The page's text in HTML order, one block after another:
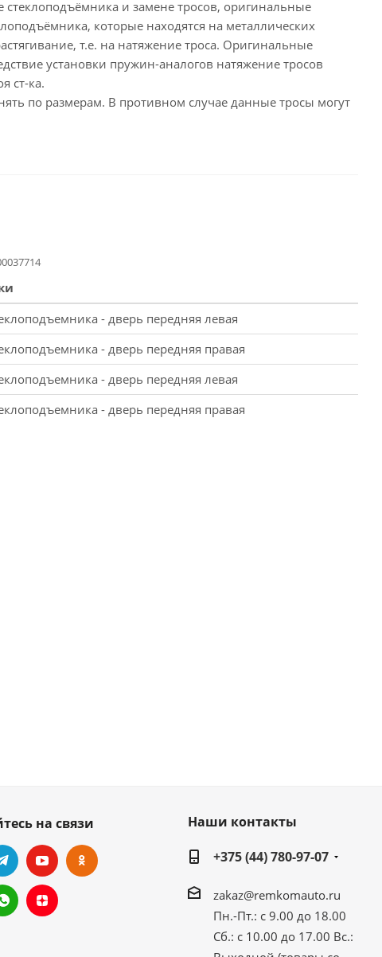
и замене тросов, оригинальные
которые находятся на металлических
т.е. на натяжение троса. Оригинальные
установки пружин-аналогов натяжение тросов
ст-ка.
по размерам. В противном случае данные тросы могут
- дверь передняя левая
- дверь передняя правая
- дверь передняя левая
- дверь передняя правая
на связи
Наши контакты
+375 (44) 780-97-07
zakaz@remkomauto.ru
Пн.-Пт.: с 9.00 до 18.00
Сб.: с 10.00 до 17.00 Вс.: